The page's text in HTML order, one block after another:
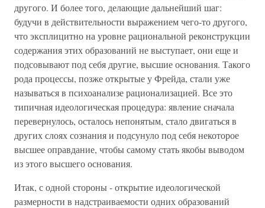
другого. И более того, делающие дальнейший шаг:
будучи в действительности выражением чего-то другого,
что эксплицитно на уровне рациональной реконструкции
содержания этих образований не выступает, они еще и
подсовывают под себя другие, высшие основания. Такого
рода процессы, позже открытые у Фрейда, стали уже
называться в психоанализе рационализацией. Все это
типичная идеологическая процедура: явление сначала
перевернулось, осталось непонятым, стало двигаться в
других слоях сознания и подсунуло под себя некоторое
высшее оправдание, чтобы самому стать якобы выводом
из этого высшего основания.
Итак, с одной стороны - открытие идеологической
размерности в надстраиваемости одних образований